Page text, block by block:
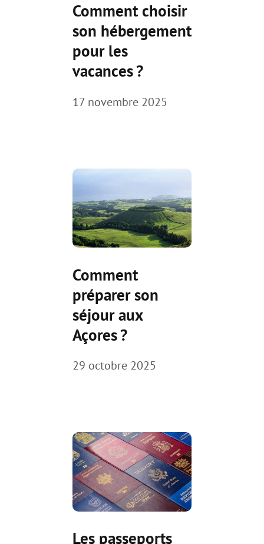
Comment choisir
son hébergement
pour les
vacances ?
17 novembre 2025
Comment
préparer son
séjour aux
Açores ?
29 octobre 2025
Les passeports